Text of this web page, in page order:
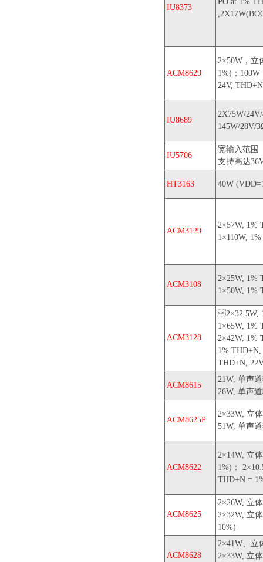
IU8373
ACM8629
2×50W，立
1%)；
24V,
IU8689
2X75W/
145W/28V/
IU5706
宽输入范围
支持高达
HT3163 40W
ACM3129
2×57W, 1%
1×110W,
ACM3108
2×25W, 1%
1×50W, 1%
ACM3128
2×32.5W,
1×65W,
2×42W, 1%
1%
THD+N,
ACM8615
21W, 单声
26W, 单声
ACM8625P
2×33W, 立
51W, 单声
ACM8622
2×14W, 立
1%)；
THD+N =
ACM8625
2×26W, 立
2×32W, 立
10%)
ACM8628
2×41W、立
2×33W, 立